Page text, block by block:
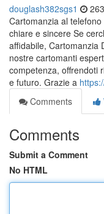
douglash382sgs1
Cartomanzia al
chiare e sincere Se
affidabile, Cartomanzia
nostre cartomanti
competenza, offrendoti
e futuro. Grazie a
Comments
Comments
Submit a Comment
No HTML